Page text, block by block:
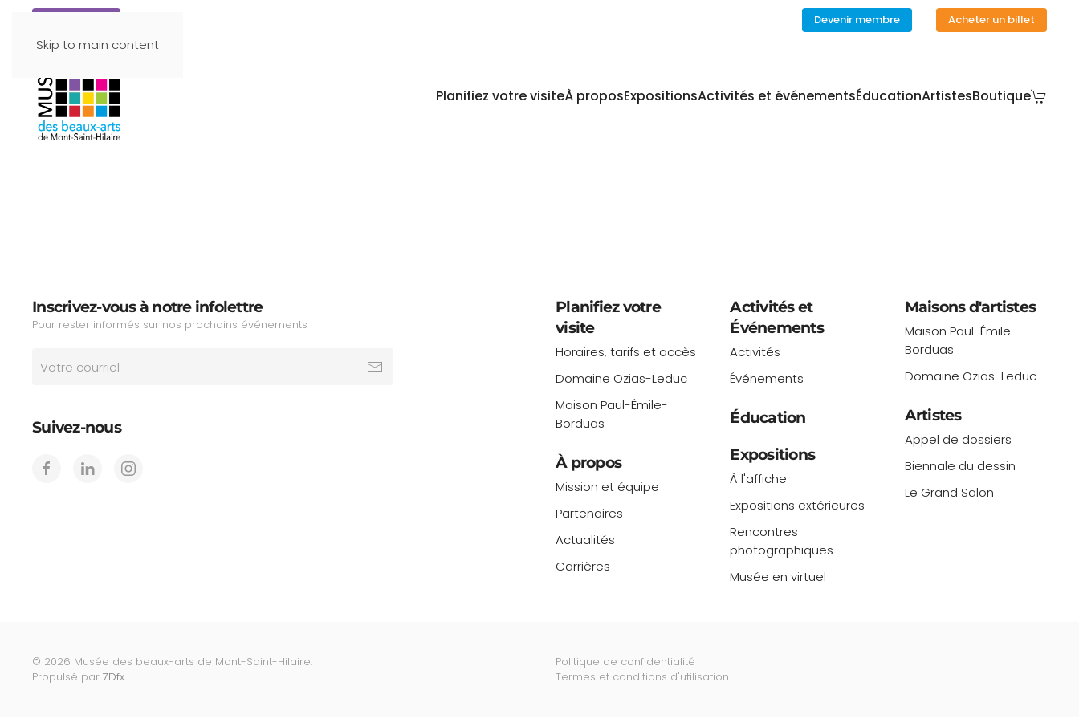
Skip to main content
Devenir membre Acheter un billet
Planifiez votre visiteÀ proposExpositionsActivités et événementsÉducationArtistesBoutique
Inscrivez-vous à notre infolettre
Pour rester informés sur nos prochains événements
Suivez-nous
Planifiez votre
visite
Horaires, tarifs et accès
Domaine Ozias-Leduc
Maison Paul-Émile-
Borduas
À propos
Mission et équipe
Partenaires
Actualités
Carrières
Activités et
Événements
Activités
Événements
Éducation
Expositions
À l'affiche
Expositions extérieures
Rencontres
photographiques
Musée en virtuel
Maisons d'artistes
Maison Paul-Émile-
Borduas
Domaine Ozias-Leduc
Artistes
Appel de dossiers
Biennale du dessin
Le Grand Salon
© 2026 Musée des beaux-arts de Mont-Saint-Hilaire.
Propulsé par 7Dfx.
Politique de confidentialité
Termes et conditions d'utilisation